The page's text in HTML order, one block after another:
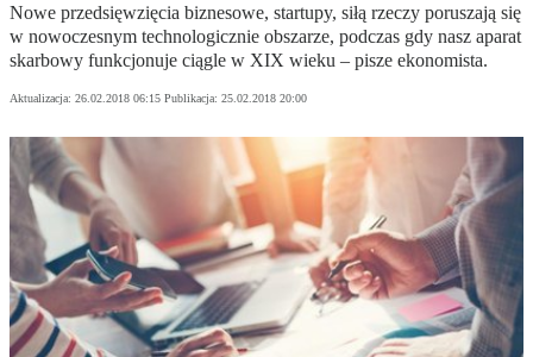
Nowe przedsięwzięcia biznesowe, startupy, siłą rzeczy poruszają się
w nowoczesnym technologicznie obszarze, podczas gdy nasz aparat
skarbowy funkcjonuje ciągle w XIX wieku – pisze ekonomista.
Aktualizacja: 26.02.2018 06:15 Publikacja: 25.02.2018 20:00